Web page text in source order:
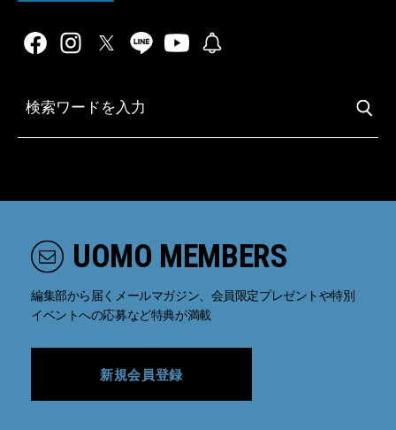
UOMO MEMBERS
編集部から届くメールマガジン、会員限定プレゼントや特別
イベントへの応募など特典が満載
新規会員登録